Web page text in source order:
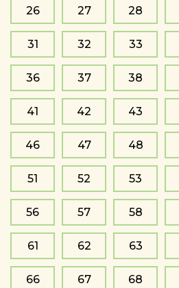
26 27 28
31 32 33
36 37 38
41 42 43
46 47 48
51 52 53
56 57 58
61 62 63
66 67 68